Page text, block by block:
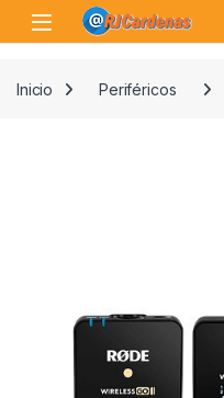
Skip to navigation
Skip to content
Open
Inicio Periféricos